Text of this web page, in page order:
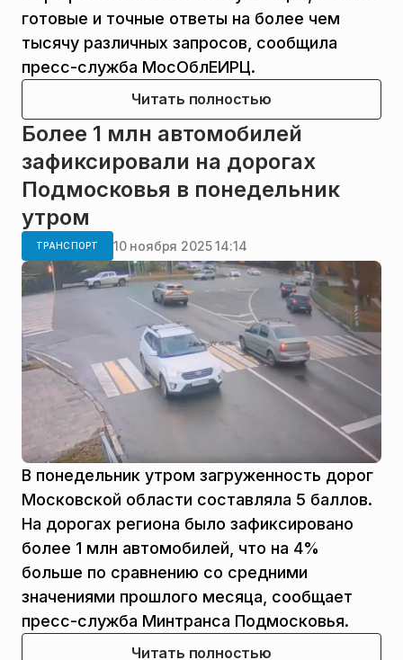
готовые и точные ответы на более чем
тысячу различных запросов, сообщила
пресс-служба МосОблЕИРЦ.
Читать полностью
Более 1 млн автомобилей
зафиксировали на дорогах
Подмосковья в понедельник
утром
ТРАНСПОРТ 10 ноября 2025 14:14
В понедельник утром загруженность дорог
Московской области составляла 5 баллов.
На дорогах региона было зафиксировано
более 1 млн автомобилей, что на 4%
больше по сравнению со средними
значениями прошлого месяца, сообщает
пресс-служба Минтранса Подмосковья.
Читать полностью